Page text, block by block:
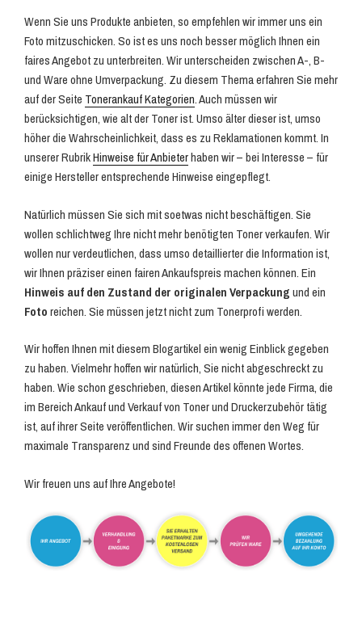
Wenn Sie uns Produkte anbieten, so empfehlen wir immer uns ein
Foto mitzuschicken. So ist es uns noch besser möglich Ihnen ein
faires Angebot zu unterbreiten. Wir unterscheiden zwischen A-, B-
und Ware ohne Umverpackung. Zu diesem Thema erfahren Sie mehr
auf der Seite Tonerankauf Kategorien. Auch müssen wir
berücksichtigen, wie alt der Toner ist. Umso älter dieser ist, umso
höher die Wahrscheinlichkeit, dass es zu Reklamationen kommt. In
unserer RubrikHinweise für Anbieterhaben wir – bei Interesse – für
einige Hersteller entsprechende Hinweise eingepflegt.
Natürlich müssen Sie sich mit soetwas nicht beschäftigen. Sie
wollen schlichtweg Ihre nicht mehr benötigten Toner verkaufen. Wir
wollen nur verdeutlichen, dass umso detaillierter die Information ist,
wir Ihnen präziser einen fairen Ankaufspreis machen können. Ein
Hinweis auf den Zustand der originalen Verpackungund ein
Fotoreichen. Sie müssen jetzt nicht zum Tonerprofi werden.
Wir hoffen Ihnen mit diesem Blogartikel ein wenig Einblick gegeben
zu haben. Vielmehr hoffen wir natürlich, Sie nicht abgeschreckt zu
haben. Wie schon geschrieben, diesen Artikel könnte jede Firma, die
im Bereich Ankauf und Verkauf von Toner und Druckerzubehör tätig
ist, auf ihrer Seite veröffentlichen. Wir suchen immer den Weg für
maximale Transparenz und sind Freunde des offenen Wortes.
Wir freuen uns auf Ihre Angebote!